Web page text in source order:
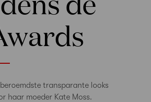
transparante looks
haar moeder Kate Moss.